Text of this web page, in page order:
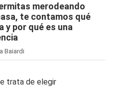
merodeando
te contamos qué
y por qué es una
Baiardi
trata de elegir